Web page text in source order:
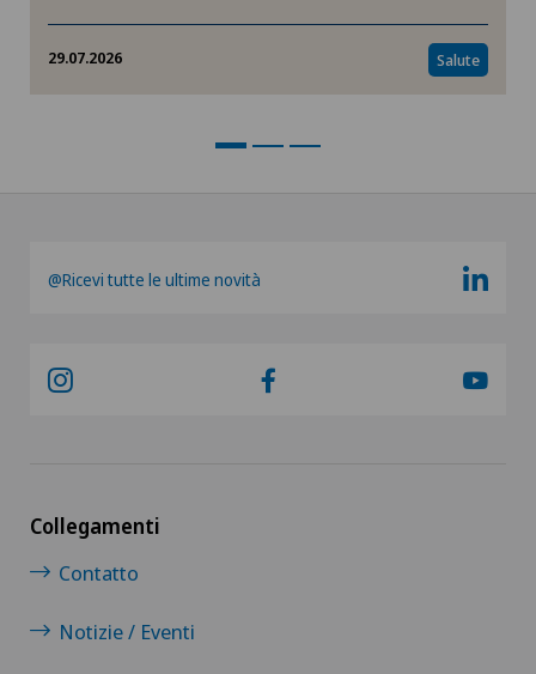
29.07.2026 Salute
@Ricevi tutte le ultime novità
Collegamenti
Contatto
Notizie / Eventi